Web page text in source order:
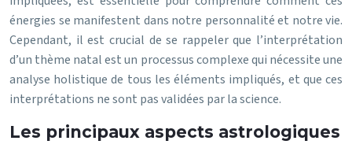
énergies se manifestent dans notre personnalité et notre vie.
Cependant, il est crucial de se rappeler que l’interprétation
d’un thème natal est un processus complexe qui nécessite une
analyse holistique de tous les éléments impliqués, et que ces
interprétations ne sont pas validées par la science.
Les principaux aspects astrologiques